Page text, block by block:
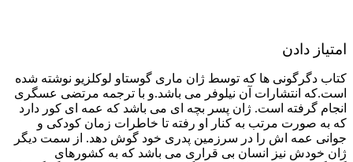
امتیاز دادن
کتاب دگرگونی ها که توسط ژان ماری گوستاو لوکلزیو نوشته شده
است.که انتشارات آن نیلوفر می باشد.و با ترجمه مرتضی عسگری
انجام گرفته است. ژان پسر بچه ای می باشد که عمه ای کور دارد
که به صورت مرتب به کنار او رفته تا خاطرات زمان کودکی و
جوانی عمه اش را در سرزمین پدری خود گوش دهد. از سمت دیگر
ژان خودش نیز انسان بی قراری می باشد که به کشورهای